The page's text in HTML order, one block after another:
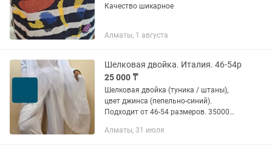
Качество шикарное
Алматы, 1 августа
Шелковая двойка. Италия. 46-54р
25 000 ₸
Шелковая двойка (туника / штаны),
цвет джинса (пепельно-синий).
Подходит от 46-54 размеров. 35000
Алматы, 31 июля